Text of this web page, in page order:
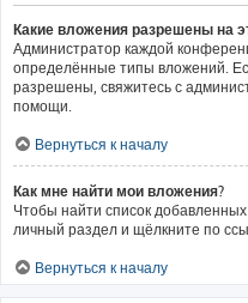
Какие вложения разрешены на
Администратор каждой
определённые типы вложений.
разрешены, свяжитесь с
помощи.
Вернуться к началу
Как мне найти мои вложения?
Чтобы найти список
личный раздел и щёлкните по
Вернуться к началу